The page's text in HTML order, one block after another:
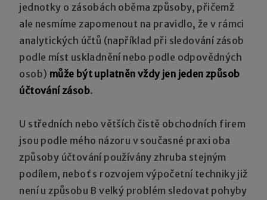
jednotky o zásobách oběma způsoby, přičemž
ale nesmíme zapomenout na pravidlo, že v rámci
analytických účtů (například při sledování zásob
podle míst uskladnění nebo podle odpovědných
osob) může být uplatněn vždy jen jeden způsob
účtování zásob.
U středních nebo větších čistě obchodních firem
jsou podle mého názoru v současné praxi oba
způsoby účtování používány zhruba stejným
podílem, neboť s rozvojem výpočetní techniky již
není u způsobu B velký problém sledovat pohyby